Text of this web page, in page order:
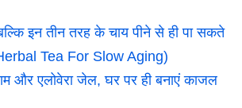
इन तीन तरह के चाय पीने से ही पा सकते
Tea For Slow Aging)
और एलोवेरा जेल, घर पर ही बनाएं काजल